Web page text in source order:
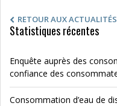
RETOUR AUX ACTUALITÉS
Statistiques récentes
Enquête auprès des
confiance des
Consommation d’eau de